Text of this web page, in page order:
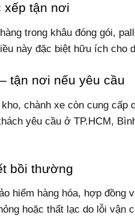
tận nơi
trong khâu đóng gói,
này đặc biệt hữu ích cho
tận nơi nếu yêu cầu
chành xe còn cung cấp
yêu cầu ở TP.HCM,
bồi thường
hiểm hàng hóa, hợp đồng
hoặc thất lạc do lỗi vận